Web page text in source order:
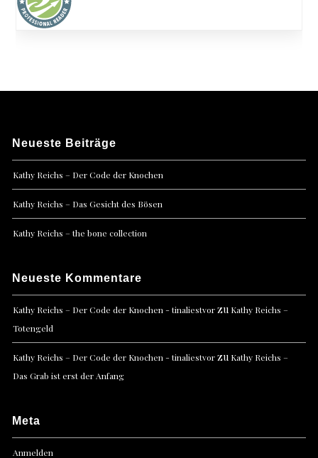
Neueste Beiträge
Kathy Reichs – Der Code der Knochen
Kathy Reichs – Das Gesicht des Bösen
Kathy Reichs – the bone collection
Neueste Kommentare
Kathy Reichs – Der Code der Knochen - tinaliestvorzu Kathy Reichs –
Totengeld
Kathy Reichs – Der Code der Knochen - tinaliestvorzu Kathy Reichs –
Das Grab ist erst der Anfang
Meta
Anmelden